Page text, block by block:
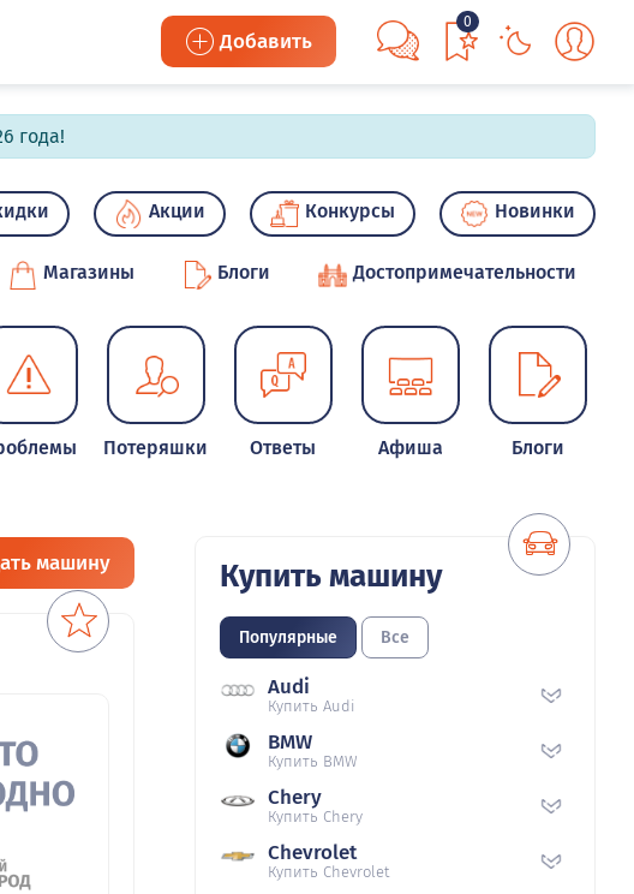
Добавить
0
года!
Акции Конкурсы Новинки
Магазины Блоги Достопримечательности
Потеряшки Ответы Афиша Блоги
машину Купить машину
Популярные Все
Audi
Купить Audi
BMW
Купить BMW
Chery
Купить Chery
Chevrolet
Купить Chevrolet